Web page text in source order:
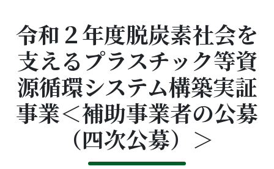
令和２年度脱炭素社会を
支えるプラスチック等資
源循環システム構築実証
事業＜補助事業者の公募
（四次公募）＞